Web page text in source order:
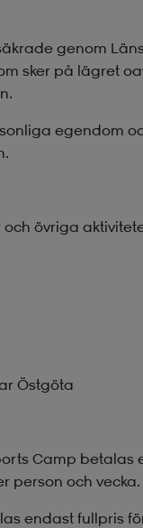
genom
sker på lägret
egendom
övriga
Östgöta
Camp
person och vecka.
endast fullpris